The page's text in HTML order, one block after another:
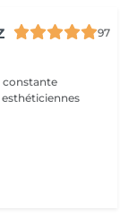
97
constante